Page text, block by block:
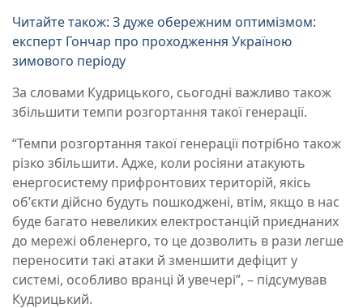
Читайте також: З дуже обережним оптимізмом:
експерт Гончар про проходження Україною
зимового періоду
За словами Кудрицького, сьогодні важливо також
збільшити темпи розгортання такої генерації.
“Темпи розгортання такої генерації потрібно також
різко збільшити. Адже, коли росіяни атакують
енергосистему прифронтових територій, якісь
обʼєкти дійсно будуть пошкоджені, втім, якщо в нас
буде багато невеликих електростанцій приєднаних
до мережі обленерго, то це дозволить в рази легше
переносити такі атаки й зменшити дефіцит у
системі, особливо вранці й увечері”, – підсумував
Кудрицький.